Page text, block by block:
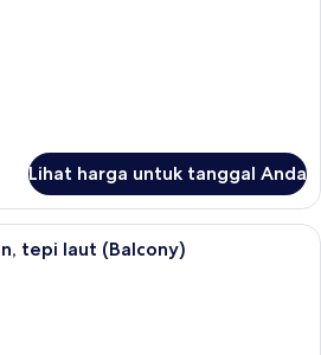
Lihat harga untuk tanggal Anda
1 kamar tidur, seprai premium, dan
tepi laut (Balcony)